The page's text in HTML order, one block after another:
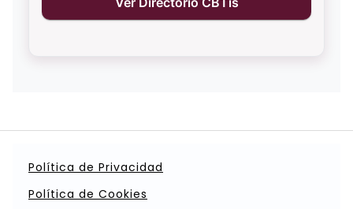
Política de Privacidad
Política de Cookies